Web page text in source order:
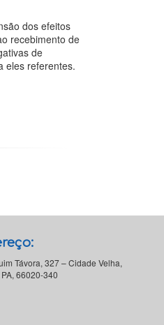
dos efeitos
recebimento de
de
eles referentes.
Távora, 327 – Cidade Velha,
66020-340